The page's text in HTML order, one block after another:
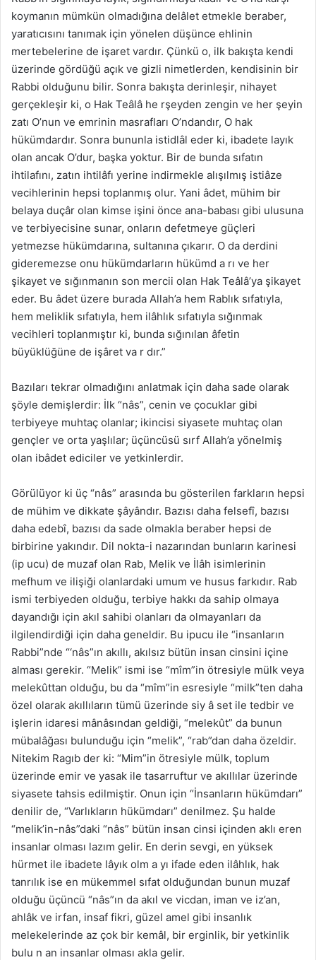
koymanın mümkün olmadığına delâlet etmekle beraber,
yaratıcısını tanımak için yönelen düşünce ehlinin
mertebelerine de işaret vardır. Çünkü o, ilk bakışta kendi
üzerinde gördüğü açık ve gizli nimetlerden, kendisinin bir
Rabbi olduğunu bilir. Sonra bakışta derinleşir, nihayet
gerçekleşir ki, o Hak Teâlâ he rşeyden zengin ve her şeyin
zatı O’nun ve emrinin masrafları O’ndandır, O hak
hükümdardır. Sonra bununla istidlâl eder ki, ibadete layık
olan ancak O’dur, başka yoktur. Bir de bunda sıfatın
ihtilafını, zatın ihtilâfı yerine indirmekle alışılmış istiâze
vecihlerinin hepsi toplanmış olur. Yani âdet, mühim bir
belaya duçâr olan kimse işini önce ana-babası gibi ulusuna
ve terbiyecisine sunar, onların defetmeye güçleri
yetmezse hükümdarına, sultanına çıkarır. O da derdini
gideremezse onu hükümdarların hükümd a rı ve her
şikayet ve sığınmanın son mercii olan Hak Teâlâ’ya şikayet
eder. Bu âdet üzere burada Allah’a hem Rablık sıfatıyla,
hem meliklik sıfatıyla, hem ilâhlık sıfatıyla sığınmak
vecihleri toplanmıştır ki, bunda sığınılan âfetin
büyüklüğüne de işâret va r dır.”
Bazıları tekrar olmadığını anlatmak için daha sade olarak
şöyle demişlerdir: İlk “nâs”, cenin ve çocuklar gibi
terbiyeye muhtaç olanlar; ikincisi siyasete muhtaç olan
gençler ve orta yaşlılar; üçüncüsü sırf Allah’a yönelmiş
olan ibâdet ediciler ve yetkinlerdir.
Görülüyor ki üç “nâs” arasında bu gösterilen farkların hepsi
de mühim ve dikkate şâyândır. Bazısı daha felsefî, bazısı
daha edebî, bazısı da sade olmakla beraber hepsi de
birbirine yakındır. Dil nokta-i nazarından bunların karinesi
(ip ucu) de muzaf olan Rab, Melik ve İlâh isimlerinin
mefhum ve ilişiği olanlardaki umum ve husus farkıdır. Rab
ismi terbiyeden olduğu, terbiye hakkı da sahip olmaya
dayandığı için akıl sahibi olanları da olmayanları da
ilgilendirdiği için daha geneldir. Bu ipucu ile “insanların
Rabbi”nde “‘nâs”ın akıllı, akılsız bütün insan cinsini içine
alması gerekir. “Melik” ismi ise “mîm”in ötresiyle mülk veya
melekûttan olduğu, bu da “mîm”in esresiyle “milk”ten daha
özel olarak akıllıların tümü üzerinde siy â set ile tedbir ve
işlerin idaresi mânâsından geldiği, “melekût” da bunun
mübalâğası bulunduğu için “melik”, “rab”dan daha özeldir.
Nitekim Ragıb der ki: “Mim”in ötresiyle mülk, toplum
üzerinde emir ve yasak ile tasarruftur ve akıllılar üzerinde
siyasete tahsis edilmiştir. Onun için “İnsanların hükümdarı”
denilir de, “Varlıkların hükümdarı” denilmez. Şu halde
“melik’in-nâs”daki “nâs” bütün insan cinsi içinden aklı eren
insanlar olması lazım gelir. En derin sevgi, en yüksek
hürmet ile ibadete lâyık olm a yı ifade eden ilâhlık, hak
tanrılık ise en mükemmel sıfat olduğundan bunun muzaf
olduğu üçüncü “nâs”ın da akıl ve vicdan, iman ve iz’an,
ahlâk ve irfan, insaf fikri, güzel amel gibi insanlık
melekelerinde az çok bir kemâl, bir erginlik, bir yetkinlik
bulu n an insanlar olması akla gelir.